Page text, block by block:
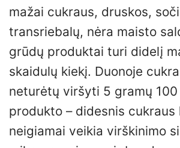
mažai cukraus, druskos,
transriebalų, nėra maisto
grūdų produktai turi didelį
skaidulų kiekį. Duonoje
neturėtų viršyti 5 gramų 100
produkto – didesnis cukraus
neigiamai veikia virškinimo